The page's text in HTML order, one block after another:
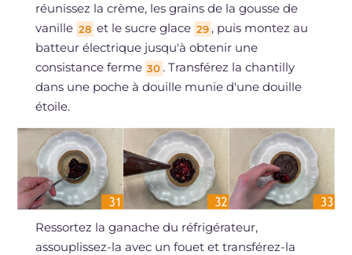
réunissez la crème, les grains de la gousse de
vanille 28 et le sucre glace 29 , puis montez au
batteur électrique jusqu'à obtenir une
consistance ferme 30 . Transférez la chantilly
dans une poche à douille munie d'une douille
étoile.
Ressortez la ganache du réfrigérateur,
assouplissez-la avec un fouet et transférez-la